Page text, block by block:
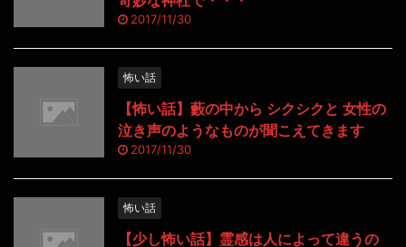
2017/11/30
怖い話
【怖い話】藪の中から シクシクと 女性の
泣き声のようなものが聞こえてきます
2017/11/30
怖い話
【少し怖い話】霊感は人によって違うの